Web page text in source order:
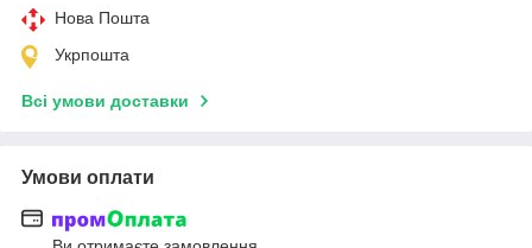
Нова Пошта
Укрпошта
Всі умови доставки
Умови оплати